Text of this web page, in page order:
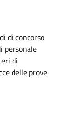
di concorso
personale
di
delle prove